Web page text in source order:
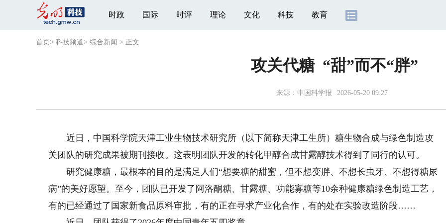
时政 国际 时评 理论 文化 科技 教育
首页 > 科技频道> 综合新闻 > 正文
攻关代糖 “甜”而不“胖”
来源： 中国科学报 2026-05-20 09:27
近日，中国科学院天津工业生物技术研究所（以下简称天津工生所）糖生物合成与绿色制造攻
关团队的研究成果被期刊接收。这表明团队开发的转化甲醇合成甘露醇技术得到了同行的认可。
研究健康糖，最根本的目的是满足人们“想要糖的甜蜜，但不想变胖、不想长虫牙、不想得糖尿
病”的美好愿望。至今，团队已开发了阿洛酮糖、甘露糖、功能寡糖等10余种健康糖绿色制造工艺，
有的已经通过了国家新食品原料审批，有的正在寻求产业化合作，有的处在实验改造阶段……